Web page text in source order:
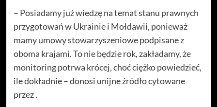
– Posiadamy już wiedzę na temat stanu prawnych
przygotowań w Ukrainie i Mołdawii, ponieważ
mamy umowy stowarzyszeniowe podpisane z
oboma krajami. To nie będzie rok, zakładamy, że
monitoring potrwa krócej, choć ciężko powiedzieć,
ile dokładnie – donosi unijne źródło cytowane
przez .